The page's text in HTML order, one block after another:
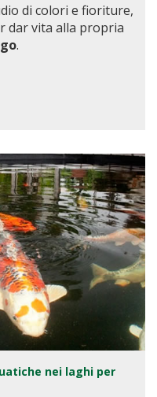
di colori e fioriture,
dar vita alla propria
.
nei laghi per